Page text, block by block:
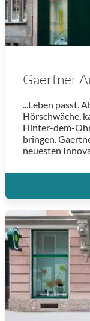
Gaertner
...Leben passt.
Hörschwäche,
Hinter-dem-
bringen.
neuesten